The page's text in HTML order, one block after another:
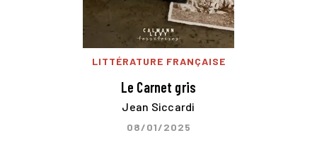
LITTÉRATURE FRANÇAISE
Le Carnet gris
Jean Siccardi
08/01/2025